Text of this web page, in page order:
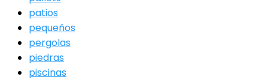
patios
pequeños
pergolas
piedras
piscinas